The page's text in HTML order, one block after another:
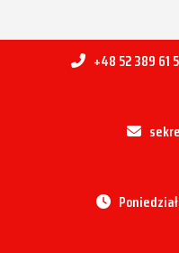
+48 52 389 61